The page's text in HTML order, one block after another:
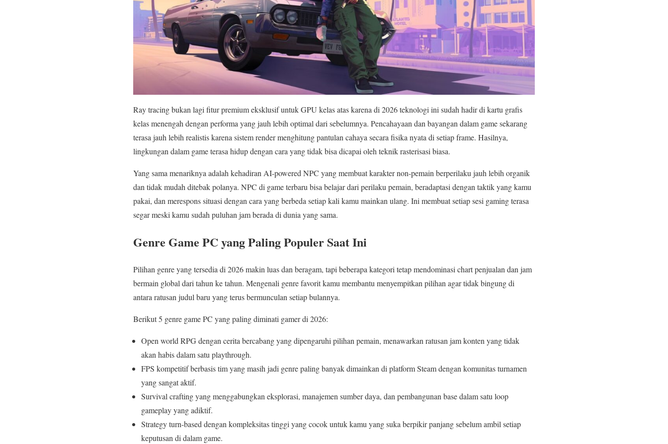
Ray tracing bukan lagi fitur premium eksklusif untuk GPU kelas atas karena di 2026 teknologi ini sudah hadir di kartu grafis
kelas menengah dengan performa yang jauh lebih optimal dari sebelumnya. Pencahayaan dan bayangan dalam game sekarang
terasa jauh lebih realistis karena sistem render menghitung pantulan cahaya secara fisika nyata di setiap frame. Hasilnya,
lingkungan dalam game terasa hidup dengan cara yang tidak bisa dicapai oleh teknik rasterisasi biasa.
Yang sama menariknya adalah kehadiran AI-powered NPC yang membuat karakter non-pemain berperilaku jauh lebih organik
dan tidak mudah ditebak polanya. NPC di game terbaru bisa belajar dari perilaku pemain, beradaptasi dengan taktik yang kamu
pakai, dan merespons situasi dengan cara yang berbeda setiap kali kamu mainkan ulang. Ini membuat setiap sesi gaming terasa
segar meski kamu sudah puluhan jam berada di dunia yang sama.
Genre Game PC yang Paling Populer Saat Ini
Pilihan genre yang tersedia di 2026 makin luas dan beragam, tapi beberapa kategori tetap mendominasi chart penjualan dan jam
bermain global dari tahun ke tahun. Mengenali genre favorit kamu membantu menyempitkan pilihan agar tidak bingung di
antara ratusan judul baru yang terus bermunculan setiap bulannya.
Berikut 5 genre game PC yang paling diminati gamer di 2026:
Open world RPG dengan cerita bercabang yang dipengaruhi pilihan pemain, menawarkan ratusan jam konten yang tidak
akan habis dalam satu playthrough.
FPS kompetitif berbasis tim yang masih jadi genre paling banyak dimainkan di platform Steam dengan komunitas turnamen
yang sangat aktif.
Survival crafting yang menggabungkan eksplorasi, manajemen sumber daya, dan pembangunan base dalam satu loop
gameplay yang adiktif.
Strategy turn-based dengan kompleksitas tinggi yang cocok untuk kamu yang suka berpikir panjang sebelum ambil setiap
keputusan di dalam game.